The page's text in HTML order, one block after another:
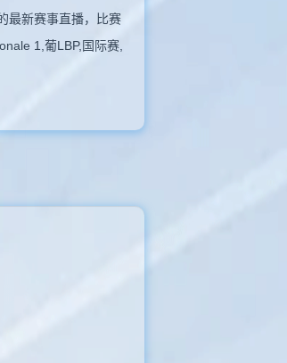
最新赛事直播，比赛
1,葡LBP,国际赛,